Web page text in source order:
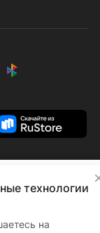
Кабинет Сравнение
технологии
на